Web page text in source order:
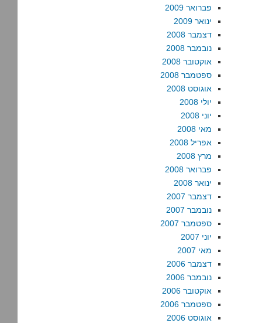
פברואר 2009
ינואר 2009
דצמבר 2008
נובמבר 2008
אוקטובר 2008
ספטמבר 2008
אוגוסט 2008
יולי 2008
יוני 2008
מאי 2008
אפריל 2008
מרץ 2008
פברואר 2008
ינואר 2008
דצמבר 2007
נובמבר 2007
ספטמבר 2007
יוני 2007
מאי 2007
דצמבר 2006
נובמבר 2006
אוקטובר 2006
ספטמבר 2006
אוגוסט 2006